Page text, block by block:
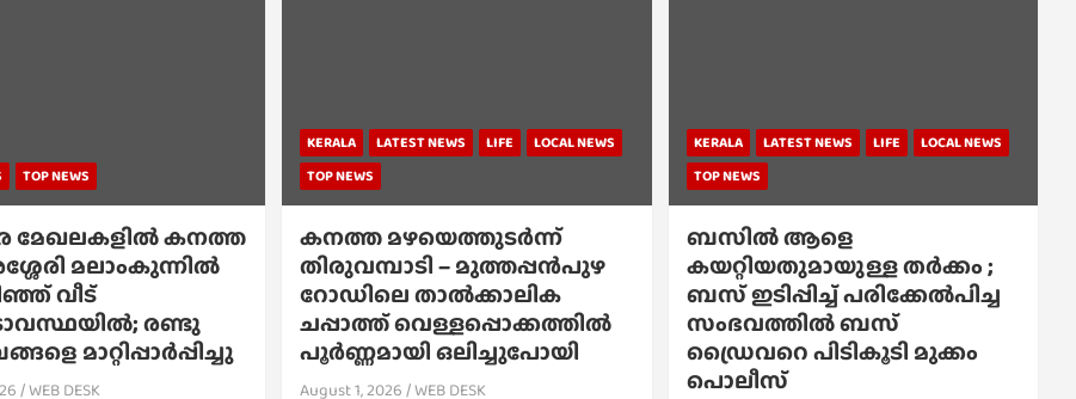
TOP NEWS
മേഖലകളിൽ കനത്ത
മലാംകുന്നിൽ
വീട്
രണ്ടു
മാറ്റിപ്പാർപ്പിച്ചു
WEB DESK
KERALA LATEST NEWS LIFE
LOCAL NEWS
TOP NEWS
കനത്ത മഴയെത്തുടർന്ന്
തിരുവമ്പാടി – മുത്തപ്പൻപുഴ
റോഡിലെ താൽക്കാലിക
ചപ്പാത്ത് വെള്ളപ്പൊക്കത്തിൽ
പൂർണ്ണമായി ഒലിച്ചുപോയി
August 1, 2026 WEB DESK
KERALA LATEST NEWS LIFE
LOCAL NEWS
TOP NEWS
ബസിൽ ആളെ
കയറ്റിയതുമായുള്ള തർക്കം ;
ബസ് ഇടിപ്പിച്ച് പരിക്കേൽപിച്ച
സംഭവത്തിൽ ബസ്
ഡ്രൈവറെ പിടികൂടി മുക്കം
പൊലീസ്